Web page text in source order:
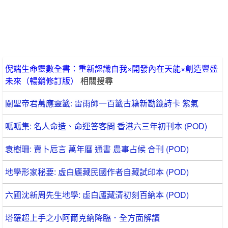
倪端生命靈數全書：重新認識自我×開發內在天能×創造豐盛
未來（暢銷修訂版）
相關搜尋
關聖帝君萬應靈籤: 雷雨師一百籤古籍新勘籤詩卡 紫氣
呱呱集: 名人命造、命運答客問 香港六三年初刊本 (POD)
袁樹珊: 賣卜卮言 萬年曆 通書 農事占候 合刊 (POD)
地學形家秘要: 虛白廬藏民國作者自藏試印本 (POD)
六圃沈新周先生地學: 虛白廬藏清初刻百納本 (POD)
塔羅超上手之小阿爾克納降臨．全方面解讀